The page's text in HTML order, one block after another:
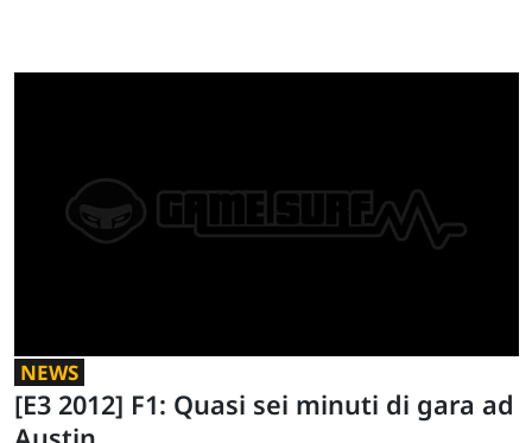
NEWS
[E3 2012] F1: Quasi sei minuti di gara ad